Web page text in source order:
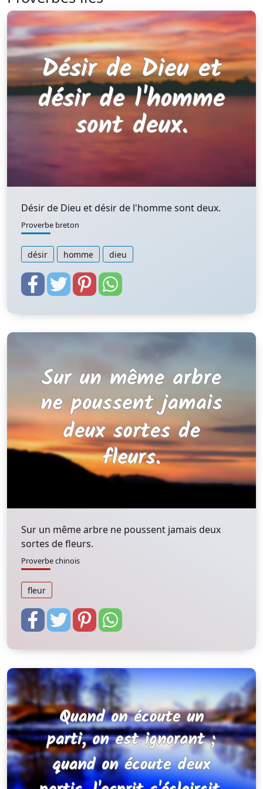
Désir de Dieu et désir de l'homme sont deux.
Proverbe breton
désir homme dieu
Sur un même arbre ne poussent jamais deux
sortes de fleurs.
Proverbe chinois
fleur